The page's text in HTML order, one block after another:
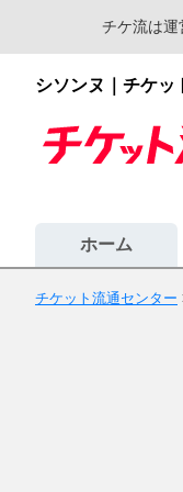
チケ流は運
シソンヌ｜チケッ
ホーム
チケット流通センター